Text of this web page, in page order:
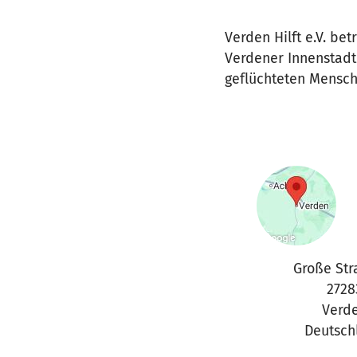
Verden Hilft e.V.
Verdener
geflüchteten
Große